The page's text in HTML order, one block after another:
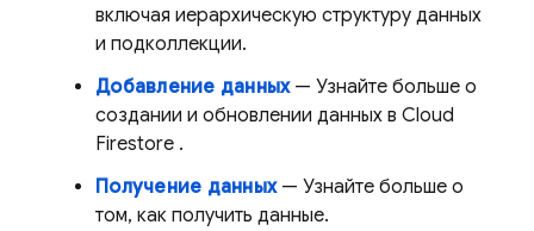
включая иерархическую структуру данных
и подколлекции.
Добавление данных— Узнайте больше о
создании и обновлении данных в Cloud
Firestore .
Получение данных— Узнайте больше о
том, как получить данные.